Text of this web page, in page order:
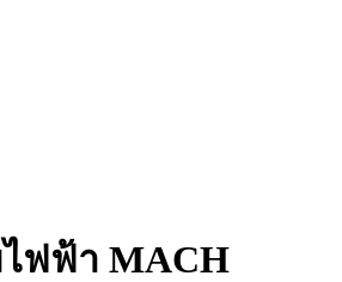
ไฟฟ้า MACH